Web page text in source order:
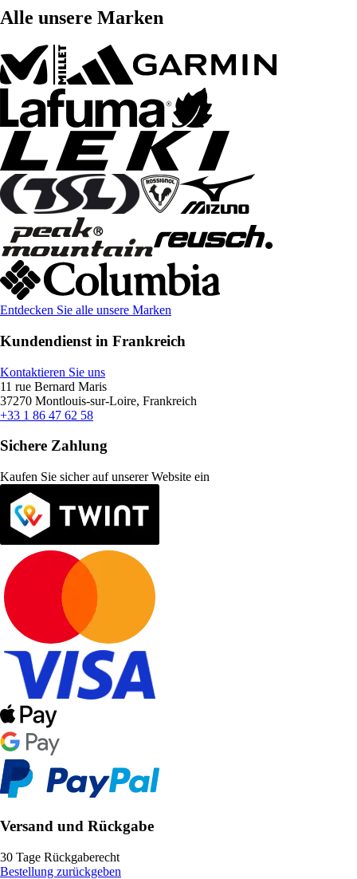
Alle unsere Marken
Entdecken Sie alle unsere Marken
Kundendienst in Frankreich
Kontaktieren Sie uns
11 rue Bernard Maris
37270 Montlouis-sur-Loire, Frankreich
+33 1 86 47 62 58
Sichere Zahlung
Kaufen Sie sicher auf unserer Website ein
Versand und Rückgabe
30 Tage Rückgaberecht
Bestellung zurückgeben